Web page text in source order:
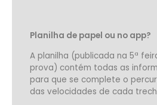
Planilha de papel ou no app?
A planilha (publicada na 5ª
prova) contém todas as
para que se complete o
das velocidades de cada